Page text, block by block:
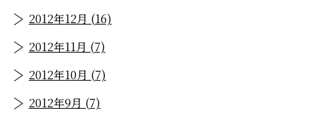
2012年12月 (16)
2012年11月 (7)
2012年10月 (7)
2012年9月 (7)